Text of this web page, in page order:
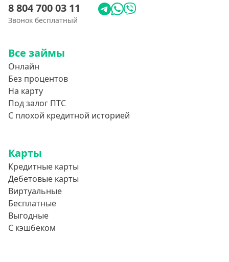
8 804 700 03 11
Звонок бесплатный
Все займы
Онлайн
Без процентов
На карту
Под залог ПТС
С плохой кредитной историей
Карты
Кредитные карты
Дебетовые карты
Виртуальные
Бесплатные
Выгодные
С кэшбеком